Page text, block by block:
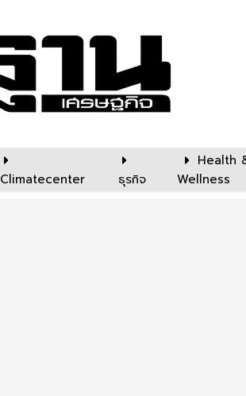
Climatecenter ธุรกิจ
Health
Wellness